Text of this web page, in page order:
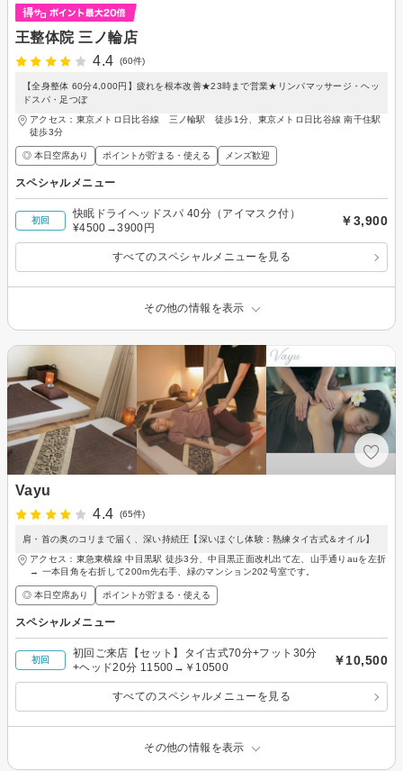
王整体院 三ノ輪店
4.4
(60件)
【全身整体 60分4,000円】疲れを根本改善★23時まで営業★リンパマッサージ・ヘッ
ドスパ・足つぼ
アクセス：東京メトロ日比谷線 三ノ輪駅 徒歩1分、東京メトロ日比谷線 南千住駅
徒歩3分
◎ 本日空席あり ポイントが貯まる・使える メンズ歓迎
スペシャルメニュー
初回
快眠ドライヘッドスパ 40分（アイマスク付）
¥4500→3900円
￥3,900
すべてのスペシャルメニューを見る
その他の情報を表示
Vayu
4.4
(65件)
肩・首の奥のコリまで届く、深い持続圧【深いほぐし体験：熟練タイ古式＆オイル】
アクセス：東急東横線 中目黒駅 徒歩3分、中目黒正面改札出て左、山手通りauを左折
→ 一本目角を右折して200m先右手、緑のマンション202号室です。
◎ 本日空席あり ポイントが貯まる・使える
スペシャルメニュー
初回
初回ご来店【セット】タイ古式70分+フット30分
+ヘッド20分 11500→￥10500
￥10,500
すべてのスペシャルメニューを見る
その他の情報を表示